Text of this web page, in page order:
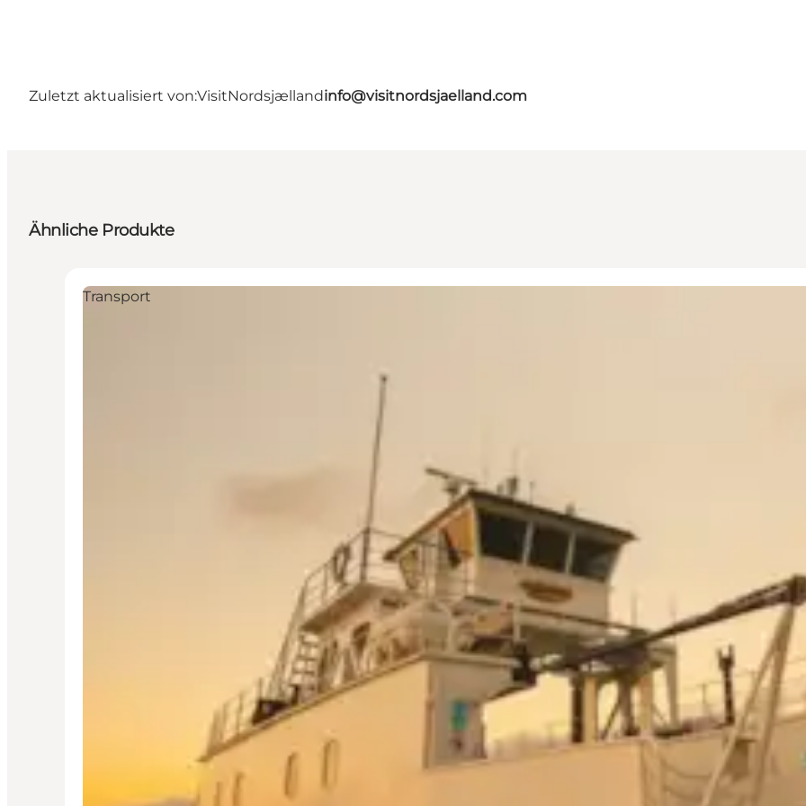
Zuletzt aktualisiert von:VisitNordsjællandinfo@visitnordsjaelland.com
Ähnliche Produkte
Transport